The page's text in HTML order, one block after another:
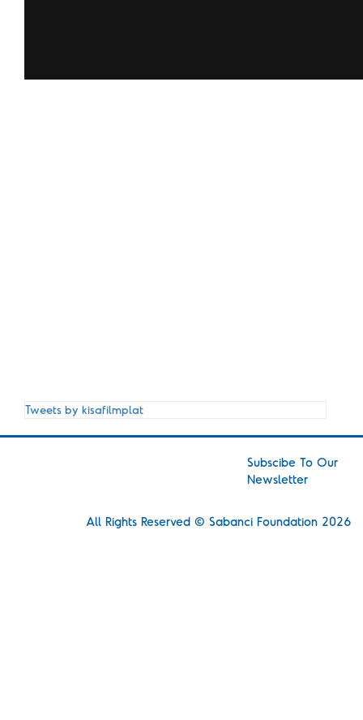
Tweets by kisafilmplat
Subscibe To Our
Newsletter
All Rights Reserved © Sabanci Foundation 2026